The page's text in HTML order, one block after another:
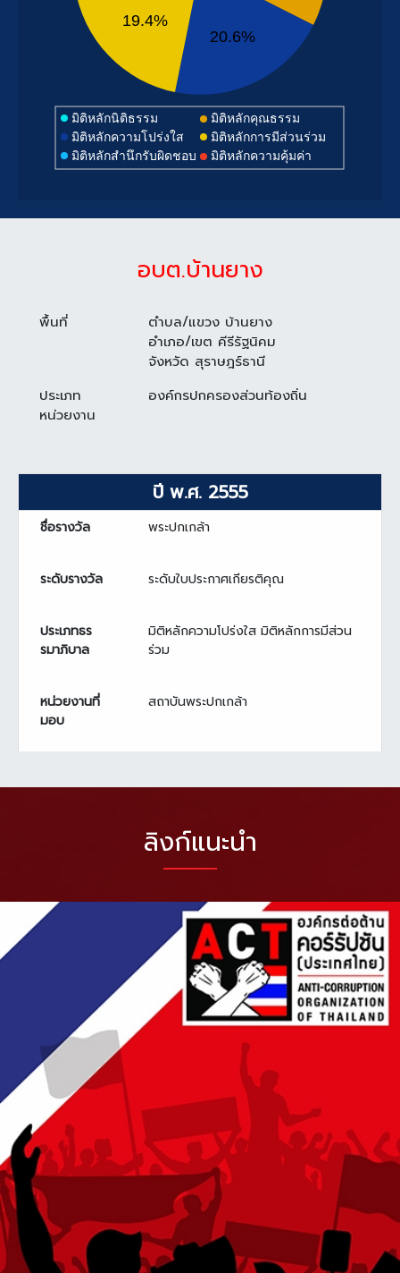
มิติหลักนิติธรรม มิติหลักคุณธรรม
มิติหลักความโปร่งใส
มิติหลักการมีส่วนร่วม
มิติหลักสำนึกรับผิดชอบ
มิติหลักความคุ้มค่า
20.6%
19.4%
อบต.บ้านยาง
พื้นที่
ตำบล/แขวง บ้านยาง
อำเภอ/เขต คีรีรัฐนิคม
จังหวัด สุราษฎร์ธานี
ประเภท
หน่วยงาน
องค์กรปกครองส่วนท้องถิ่น
ปี พ.ศ. 2555
ชื่อรางวัล พระปกเกล้า
ระดับรางวัล ระดับใบประกาศเกียรติคุณ
ประเภทธร
รมาภิบาล
มิติหลักความโปร่งใส มิติหลักการมีส่วน
ร่วม
หน่วยงานที่
มอบ
สถาบันพระปกเกล้า
ลิงก์แนะนำ